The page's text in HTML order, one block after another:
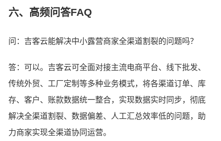
六、高频问答FAQ
问：吉客云能解决中小露营商家全渠道割裂的问题吗？
答：可以。吉客云可全面对接主流电商平台、线下批发、
传统外贸、工厂定制等多种业务模式，将各渠道订单、库
存、客户、账款数据统一整合，实现数据实时同步，彻底
解决全渠道割裂、数据偏差、人工汇总效率低的问题，助
力商家实现全渠道协同运营。